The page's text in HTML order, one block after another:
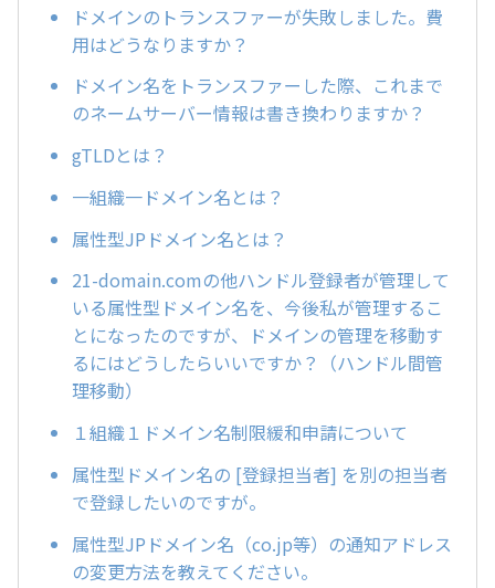
ドメインのトランスファーが失敗しました。費
用はどうなりますか？
ドメイン名をトランスファーした際、これまで
のネームサーバー情報は書き換わりますか？
gTLDとは？
一組織一ドメイン名とは？
属性型JPドメイン名とは？
21-domain.comの他ハンドル登録者が管理して
いる属性型ドメイン名を、今後私が管理するこ
とになったのですが、ドメインの管理を移動す
るにはどうしたらいいですか？（ハンドル間管
理移動）
１組織１ドメイン名制限緩和申請について
属性型ドメイン名の [登録担当者] を別の担当者
で登録したいのですが。
属性型JPドメイン名（co.jp等）の通知アドレス
の変更方法を教えてください。